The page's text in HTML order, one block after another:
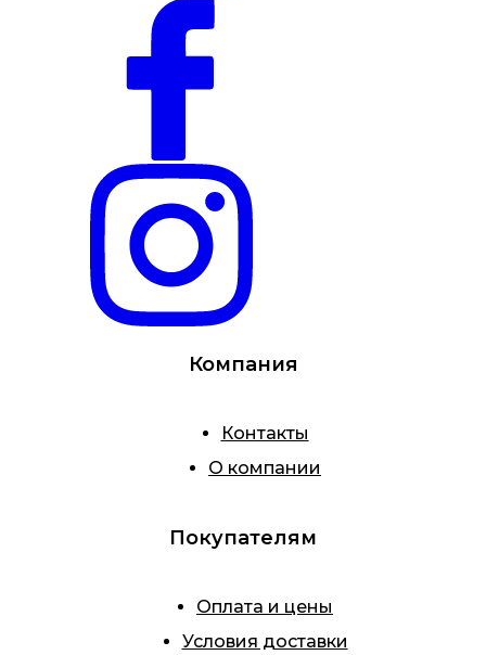
Компания
Контакты
О компании
Покупателям
Оплата и цены
Условия доставки